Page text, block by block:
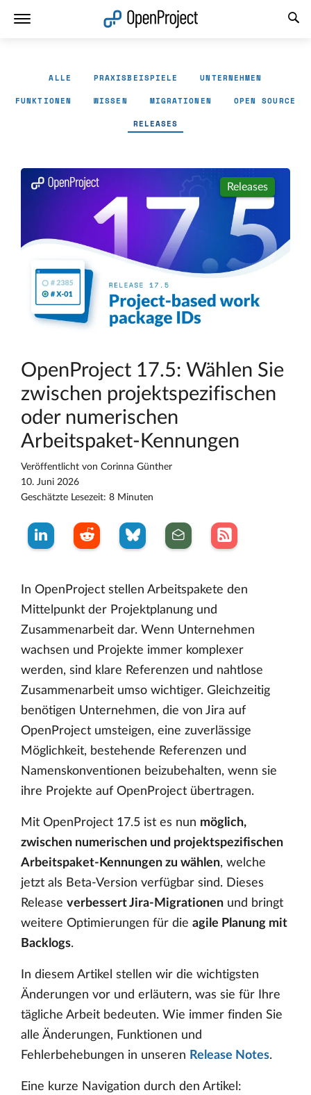
ALLE PRAXISBEISPIELE UNTERNEHMEN
FUNKTIONEN WISSEN MIGRATIONEN OPEN SOURCE
RELEASES
Releases
OpenProject 17.5: Wählen Sie
zwischen projektspezifischen
oder numerischen
Arbeitspaket-Kennungen
Veröffentlicht von Corinna Günther
10. Juni 2026
Geschätzte Lesezeit: 8 Minuten
In OpenProject stellen Arbeitspakete den
Mittelpunkt der Projektplanung und
Zusammenarbeit dar. Wenn Unternehmen
wachsen und Projekte immer komplexer
werden, sind klare Referenzen und nahtlose
Zusammenarbeit umso wichtiger. Gleichzeitig
benötigen Unternehmen, die von Jira auf
OpenProject umsteigen, eine zuverlässige
Möglichkeit, bestehende Referenzen und
Namenskonventionen beizubehalten, wenn sie
ihre Projekte auf OpenProject übertragen.
Mit OpenProject 17.5 ist es nun möglich,
zwischen numerischen und projektspezifischen
Arbeitspaket-Kennungen zu wählen, welche
jetzt als Beta-Version verfügbar sind. Dieses
Release verbessert Jira-Migrationen und bringt
weitere Optimierungen für die agile Planung mit
Backlogs.
In diesem Artikel stellen wir die wichtigsten
Änderungen vor und erläutern, was sie für Ihre
tägliche Arbeit bedeuten. Wie immer finden Sie
alle Änderungen, Funktionen und
Fehlerbehebungen in unseren Release Notes.
Eine kurze Navigation durch den Artikel:
Link in neuem Tab öffnen